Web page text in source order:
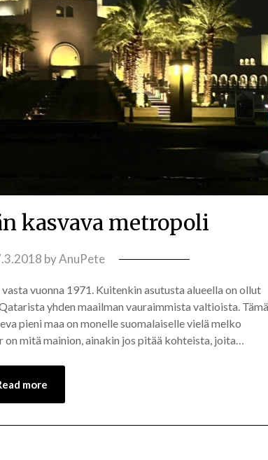
kasvava metropoli
byAnuPete
vuonna 1971. Kuitenkin asutusta alueella on ollut
yhden maailman vauraimmista valtioista. Tämä
pieni maa on monelle suomalaiselle vielä melko
mitä mainion, ainakin jos pitää kohteista, joita…
more